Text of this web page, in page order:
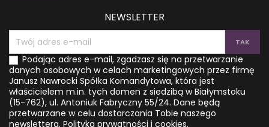
NEWSLETTER
Podając adres e-mail, zgadzasz się na przetwarzanie
danych osobowych w celach marketingowych przez firmę
Janusz Nawrocki Spółka Komandytowa, która jest
właścicielem m.in. tych domen z siedzibą w Białymstoku
(15-762), ul. Antoniuk Fabryczny 55/24. Dane będą
przetwarzane w celu dostarczania Tobie naszego
newslettera. Polityka prywatności i cookies.